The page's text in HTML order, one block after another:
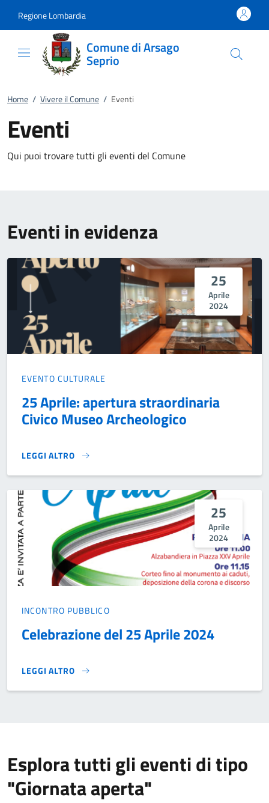
Regione Lombardia
Comune di Arsago
Seprio
Home / Vivere il Comune / Eventi
Eventi
Qui puoi trovare tutti gli eventi del Comune
Eventi in evidenza
25
Aprile
2024
EVENTO CULTURALE
25 Aprile: apertura straordinaria
Civico Museo Archeologico
LEGGI ALTRO
25 APRILE: APERTURA STRAORDINARIA CIVICO MUSEO
25
Aprile
2024
INCONTRO PUBBLICO
Celebrazione del 25 Aprile 2024
LEGGI ALTRO
CELEBRAZIONE DEL 25 APRILE 2024}
Esplora tutti gli eventi di tipo
"Giornata aperta"